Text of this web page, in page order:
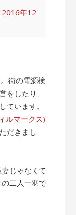
2016年12
街の電源検
をしたり、
ています。
ルマークス)
だきまし
じゃなくて
二人一羽で